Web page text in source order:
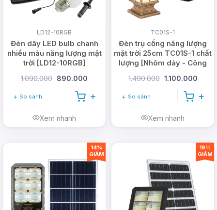
LD12-10RGB
Đèn dây LED bulb chanh
nhiều màu năng lượng mặt
trời [LD12-10RGB]
1.090.000 890.000
So sánh
Xem nhanh
TC01S-1
Đèn trụ cổng năng lượng
mặt trời 25cm TC01S-1 chất
lượng [Nhôm dày - Công
1.490.000 1.100.000
So sánh
Xem nhanh
14%
GIẢM
19%
GIẢM